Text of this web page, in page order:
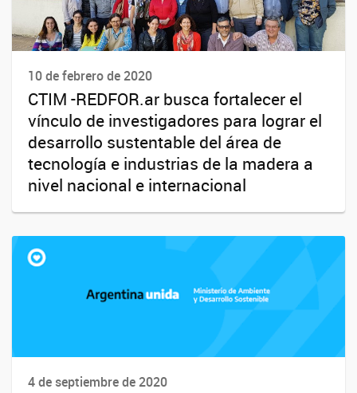
10 de febrero de 2020
CTIM -REDFOR.ar busca fortalecer el
vínculo de investigadores para lograr el
desarrollo sustentable del área de
tecnología e industrias de la madera a
nivel nacional e internacional
4 de septiembre de 2020